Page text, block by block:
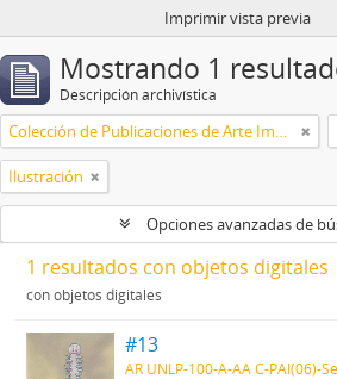
Imprimir vista previa
Mostrando 1
Descripción archivística
Colección de Publicaciones de Arte Impreso
Ilustración
Opciones avanzadas de
1 resultados con objetos digitales
con objetos digitales
#13
AR UNLP-100-A-AA C-PAI(06)-